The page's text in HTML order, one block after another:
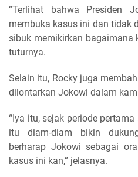
“Terlihat bahwa Presiden
membuka kasus ini dan tidak
sibuk memikirkan bagaimana
tuturnya.
Selain itu, Rocky juga
dilontarkan Jokowi dalam
“Iya itu, sejak periode
itu diam-diam bikin
berharap Jokowi sebagai
kasus ini kan,” jelasnya.